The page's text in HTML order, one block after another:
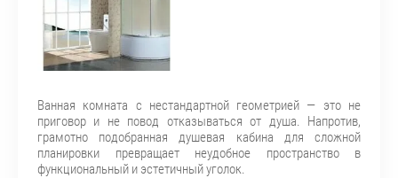
Ванная комната с нестандартной геометрией — это не
приговор и не повод отказываться от душа. Напротив,
грамотно подобранная душевая кабина для сложной
планировки превращает неудобное пространство в
функциональный и эстетичный уголок.